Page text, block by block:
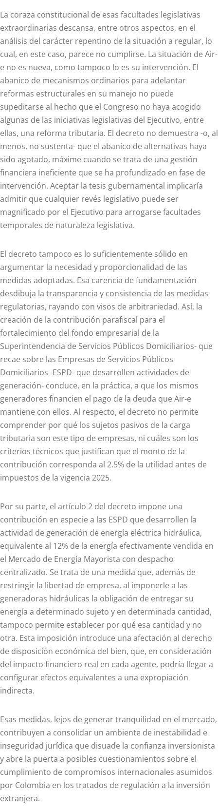
La coraza constitucional de esas facultades legislativas
extraordinarias descansa, entre otros aspectos, en el
análisis del carácter repentino de la situación a regular, lo
cual, en este caso, parece no cumplirse. La situación de Air-
e no es nueva, como tampoco lo es su intervención. El
abanico de mecanismos ordinarios para adelantar
reformas estructurales en su manejo no puede
supeditarse al hecho que el Congreso no haya acogido
algunas de las iniciativas legislativas del Ejecutivo, entre
ellas, una reforma tributaria. El decreto no demuestra -o, al
menos, no sustenta- que el abanico de alternativas haya
sido agotado, máxime cuando se trata de una gestión
financiera ineficiente que se ha profundizado en fase de
intervención. Aceptar la tesis gubernamental implicaría
admitir que cualquier revés legislativo puede ser
magnificado por el Ejecutivo para arrogarse facultades
temporales de naturaleza legislativa.
El decreto tampoco es lo suficientemente sólido en
argumentar la necesidad y proporcionalidad de las
medidas adoptadas. Esa carencia de fundamentación
desdibuja la transparencia y consistencia de las medidas
regulatorias, rayando con visos de arbitrariedad. Así, la
creación de la contribución parafiscal para el
fortalecimiento del fondo empresarial de la
Superintendencia de Servicios Públicos Domiciliarios- que
recae sobre las Empresas de Servicios Públicos
Domiciliarios -ESPD- que desarrollen actividades de
generación- conduce, en la práctica, a que los mismos
generadores financien el pago de la deuda que Air-e
mantiene con ellos. Al respecto, el decreto no permite
comprender por qué los sujetos pasivos de la carga
tributaria son este tipo de empresas, ni cuáles son los
criterios técnicos que justifican que el monto de la
contribución corresponda al 2.5% de la utilidad antes de
impuestos de la vigencia 2025.
Por su parte, el artículo 2 del decreto impone una
contribución en especie a las ESPD que desarrollen la
actividad de generación de energía eléctrica hidráulica,
equivalente al 12% de la energía efectivamente vendida en
el Mercado de Energía Mayorista con despacho
centralizado. Se trata de una medida que, además de
restringir la libertad de empresa, al imponerle a las
generadoras hidráulicas la obligación de entregar su
energía a determinado sujeto y en determinada cantidad,
tampoco permite establecer por qué esa cantidad y no
otra. Esta imposición introduce una afectación al derecho
de disposición económica del bien, que, en consideración
del impacto financiero real en cada agente, podría llegar a
configurar efectos equivalentes a una expropiación
indirecta.
Esas medidas, lejos de generar tranquilidad en el mercado,
contribuyen a consolidar un ambiente de inestabilidad e
inseguridad jurídica que disuade la confianza inversionista
y abre la puerta a posibles cuestionamientos sobre el
cumplimiento de compromisos internacionales asumidos
por Colombia en los tratados de regulación a la inversión
extranjera.